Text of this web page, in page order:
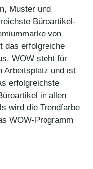
Muster und
Büroartikel-
von
das erfolgreiche
WOW steht für
Arbeitsplatz und ist
erfolgreichste
in allen
wird die Trendfarbe
WOW-Programm